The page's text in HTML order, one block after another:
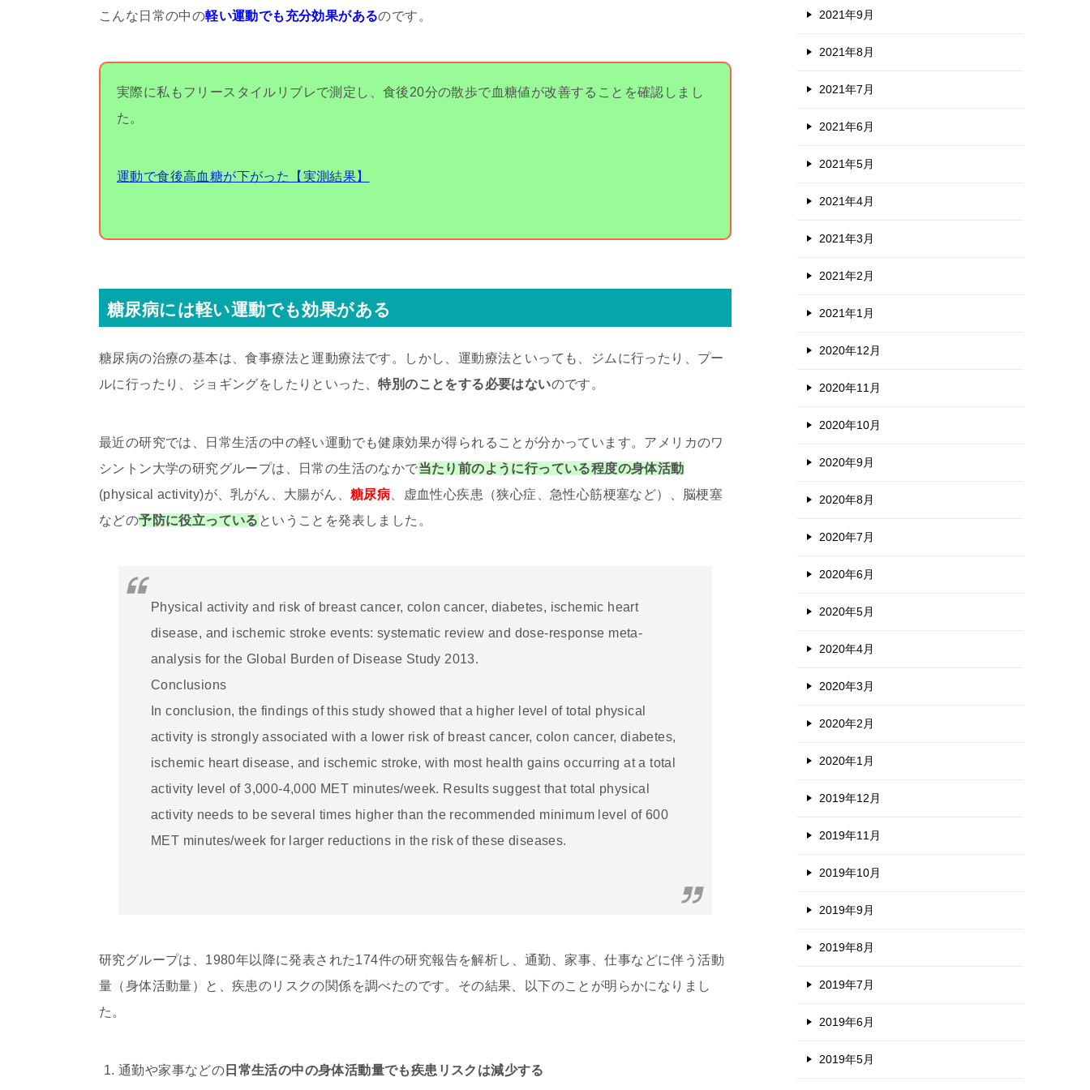
こんな日常の中の軽い運動でも充分効果があるのです。
実際に私もフリースタイルリブレで測定し、食後20分の散歩で血糖値が改善することを確認しまし
た。
運動で食後高血糖が下がった【実測結果】
糖尿病には軽い運動でも効果がある
糖尿病の治療の基本は、食事療法と運動療法です。しかし、運動療法といっても、ジムに行ったり、プー
ルに行ったり、ジョギングをしたりといった、特別のことをする必要はないのです。
最近の研究では、日常生活の中の軽い運動でも健康効果が得られることが分かっています。アメリカのワ
シントン大学の研究グループは、日常の生活のなかで当たり前のように行っている程度の身体活動
(physical activity)が、乳がん、大腸がん、 糖尿病 、虚血性心疾患（狭心症、急性心筋梗塞など）、脳梗塞
などの予防に役立っている ということを発表しました。
Physical activity and risk of breast cancer, colon cancer, diabetes, ischemic heart
disease, and ischemic stroke events: systematic review and dose-response meta-
analysis for the Global Burden of Disease Study 2013.
Conclusions
In conclusion, the findings of this study showed that a higher level of total physical
activity is strongly associated with a lower risk of breast cancer, colon cancer, diabetes,
ischemic heart disease, and ischemic stroke, with most health gains occurring at a total
activity level of 3,000-4,000 MET minutes/week. Results suggest that total physical
activity needs to be several times higher than the recommended minimum level of 600
MET minutes/week for larger reductions in the risk of these diseases.
研究グループは、1980年以降に発表された174件の研究報告を解析し、通勤、家事、仕事などに伴う活動
量（身体活動量）と、疾患のリスクの関係を調べたのです。その結果、以下のことが明らかになりまし
た。
通勤や家事などの 日常生活の中の身体活動量でも疾患リスクは減少する
2021年9月
2021年8月
2021年7月
2021年6月
2021年5月
2021年4月
2021年3月
2021年2月
2021年1月
2020年12月
2020年11月
2020年10月
2020年9月
2020年8月
2020年7月
2020年6月
2020年5月
2020年4月
2020年3月
2020年2月
2020年1月
2019年12月
2019年11月
2019年10月
2019年9月
2019年8月
2019年7月
2019年6月
2019年5月